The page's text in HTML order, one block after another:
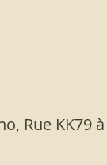
Rue KK79 à